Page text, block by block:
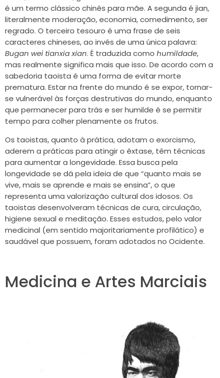
é um termo clássico chinês para mãe. A segunda é jian,
literalmente moderação, economia, comedimento, ser
regrado. O terceiro tesouro é uma frase de seis
caracteres chineses, ao invés de uma única palavra:
Bugan wei tianxia xian. É traduzida como humildade,
mas realmente significa mais que isso. De acordo com a
sabedoria taoista é uma forma de evitar morte
prematura. Estar na frente do mundo é se expor, tornar-
se vulnerável às forças destrutivas do mundo, enquanto
que permanecer para trás e ser humilde é se permitir
tempo para colher plenamente os frutos.
Os taoistas, quanto à prática, adotam o exorcismo,
aderem a práticas para atingir o êxtase, têm técnicas
para aumentar a longevidade. Essa busca pela
longevidade se dá pela ideia de que “quanto mais se
vive, mais se aprende e mais se ensina”, o que
representa uma valorização cultural dos idosos. Os
taoistas desenvolveram técnicas de cura, circulação,
higiene sexual e meditação. Esses estudos, pelo valor
medicinal (em sentido majoritariamente profilático) e
saudável que possuem, foram adotados no Ocidente.
Medicina e Artes Marciais